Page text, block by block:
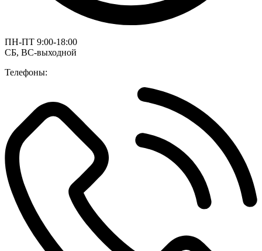
ПН-ПТ 9:00-18:00
СБ, ВС-выходной
Телефоны: